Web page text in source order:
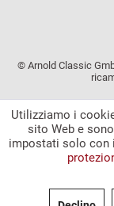
© Arnold Classic
Utilizziamo i
sito Web e
impostati solo con